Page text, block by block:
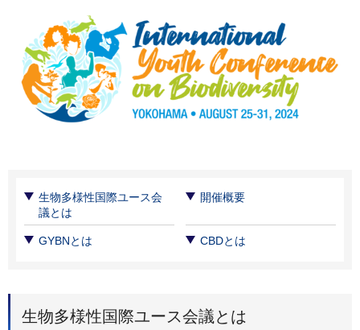
生物多様性国際ユース会
議とは
開催概要
GYBNとは CBDとは
生物多様性国際ユース会議とは